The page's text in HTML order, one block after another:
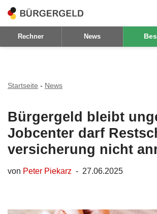
Zum
Inhalt
Rechner News
Startseite - News
Bürgergeld bleibt
Jobcenter darf
versicherung nicht
von Peter Piekarz 27.06.2025